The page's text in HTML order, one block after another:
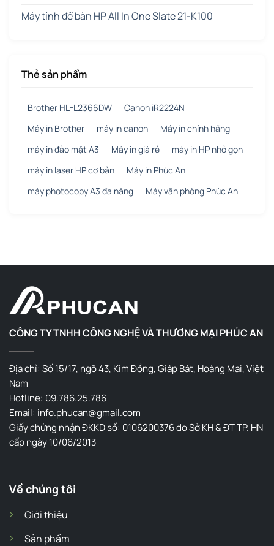
Máy tính để bàn HP All In One Slate 21-K100
Thẻ sản phẩm
Brother HL-L2366DW
Canon iR2224N
Máy in Brother
máy in canon
Máy in chính hãng
máy in đảo mặt A3
Máy in giá rẻ
máy in HP nhỏ gọn
máy in laser HP cơ bản
Máy in Phúc An
máy photocopy A3 đa năng
Máy văn phòng Phúc An
CÔNG TY TNHH CÔNG NGHỆ VÀ THƯƠNG MẠI PHÚC AN
Địa chỉ: Số 15/17, ngõ 43, Kim Đồng, Giáp Bát, Hoàng Mai, Việt
Nam
Hotline: 09.786.25.786
Email: info.phucan@gmail.com
Giấy chứng nhận ĐKKD số: 0106200376 do Sở KH & ĐT TP. HN
cấp ngày 10/06/2013
Về chúng tôi
Giới thiệu
Sản phẩm